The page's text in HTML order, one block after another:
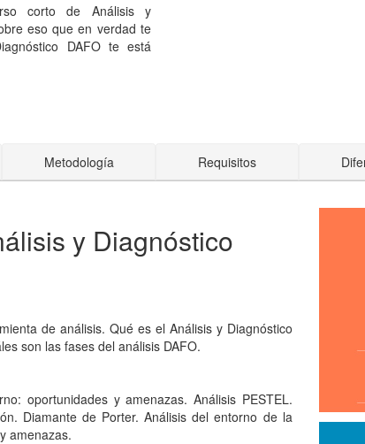
corto de Análisis y
eso que en verdad te
DAFO te está
Metodología Requisitos
y Diagnóstico
de análisis. Qué es el Análisis y Diagnóstico
son las fases del análisis DAFO.
oportunidades y amenazas. Análisis PESTEL.
Diamante de Porter. Análisis del entorno de la
amenazas.